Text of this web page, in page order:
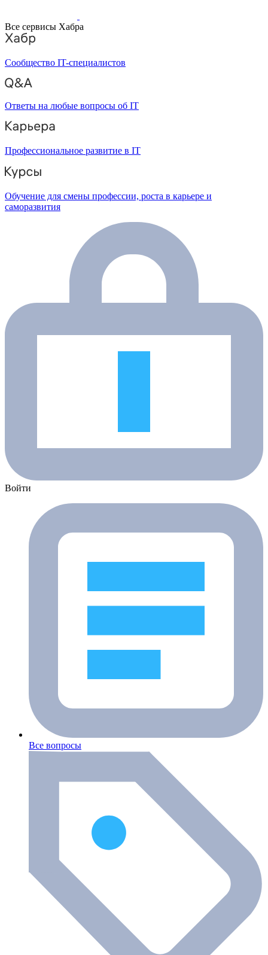
Все сервисы Хабра
Сообщество IT-специалистов
Ответы на любые вопросы об IT
Профессиональное развитие в IT
Обучение для смены профессии, роста в карьере и
саморазвития
Войти
Все вопросы